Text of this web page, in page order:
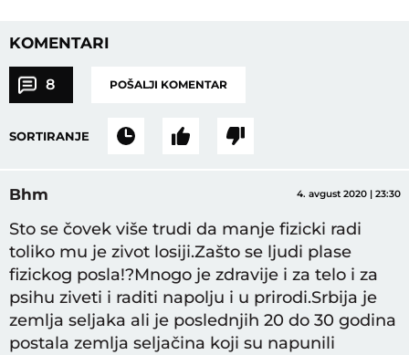
KOMENTARI
8 POŠALJI KOMENTAR
SORTIRANJE
Bhm 4. avgust 2020 | 23:30
Sto se čovek više trudi da manje fizicki radi
toliko mu je zivot losiji.Zašto se ljudi plase
fizickog posla!?Mnogo je zdravije i za telo i za
psihu ziveti i raditi napolju i u prirodi.Srbija je
zemlja seljaka ali je poslednjih 20 do 30 godina
postala zemlja seljačina koji su napunili